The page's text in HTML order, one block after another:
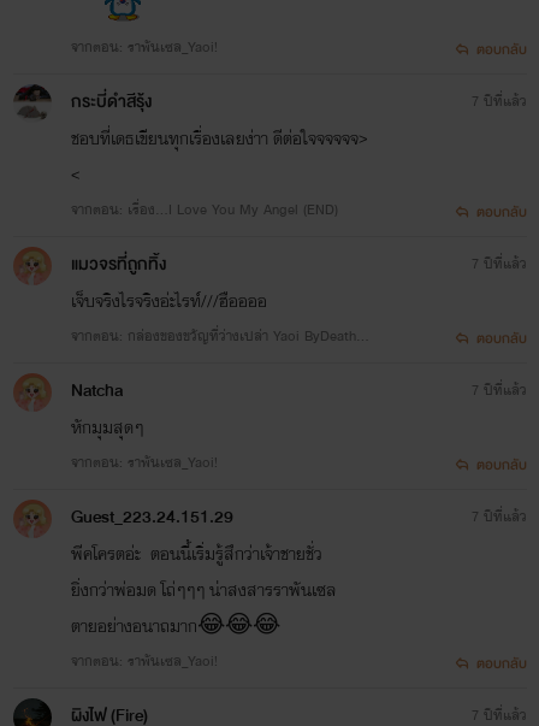
จากตอน: ‪ราพันเซล_Yaoi‬! ตอบกลับ
กระบี่ดำสีรุ้ง
ชอบที่เดธเขียนทุกเรื่องเลยง่าา ดีต่อใจจจจจจ>
<
จากตอน: เรื่อง...I Love You My Angel (END)
7 ปีที่แล้ว
ตอบกลับ
แมวจรที่ถูกทิ้ง
เจ็บจริงไรจริงอ่ะไรท์///ฮืออออ
จากตอน: กล่องของขวัญที่ว่างเปล่า Yaoi ByDeathA
7 ปีที่แล้ว
ตอบกลับ
Natcha
หักมุมสุดๆ
จากตอน: ‪ราพันเซล_Yaoi‬!
7 ปีที่แล้ว
ตอบกลับ
Guest_223.24.151.29
พีคโครตอ่ะ ตอนนี้เริ่มรู้สึกว่าเจ้าชายชั่ว
ยิ่งกว่าพ่อมด โถ่ๆๆๆ น่าสงสารราพันเซล
ตายอย่างอนาถมาก😂😂😂
จากตอน: ‪ราพันเซล_Yaoi‬!
7 ปีที่แล้ว
ตอบกลับ
ผิงไฟ (Fire) 7 ปีที่แล้ว